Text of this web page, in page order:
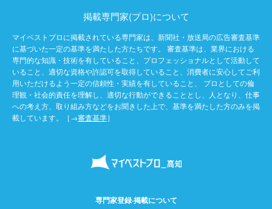
掲載専門家(プロ)について
マイベストプロに掲載されている専門家は、新聞社・放送局の広告審査基準
に基づいた一定の基準を満たした方たちです。 審査基準は、業界における
専門的な知識・技術を有していること、プロフェッショナルとして活動して
いること、適切な資格や許認可を取得していること、消費者に安心してご利
用いただけるよう一定の信頼性・実績を有していること、 プロとしての倫
理観・社会的責任を理解し、適切な行動ができることとし、人となり、仕事
への考え方、取り組み方などをお聞きした上で、基準を満たした方のみを掲
載しています。［→審査基準］
専門家登録·掲載について